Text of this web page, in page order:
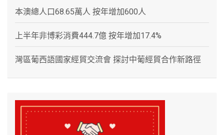
本澳總人口68.65萬人 按年增加600人
上半年非博彩消費444.7億 按年增加17.4%
灣區葡西語國家經貿交流會 探討中葡經貿合作新路徑